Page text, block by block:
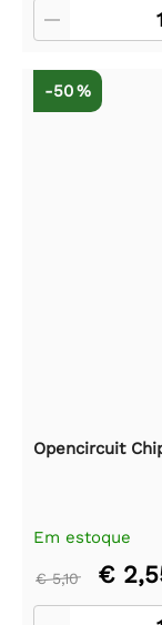
-50 %
Opencircuit
Em estoque
€ 5,10 €